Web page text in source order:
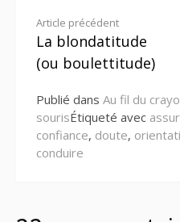
Lire
la
Article précédent
La blondatitude
(ou boulettitude)
Publié dans Au fil du
sourisÉtiqueté avec
confiance, doute,
conduire